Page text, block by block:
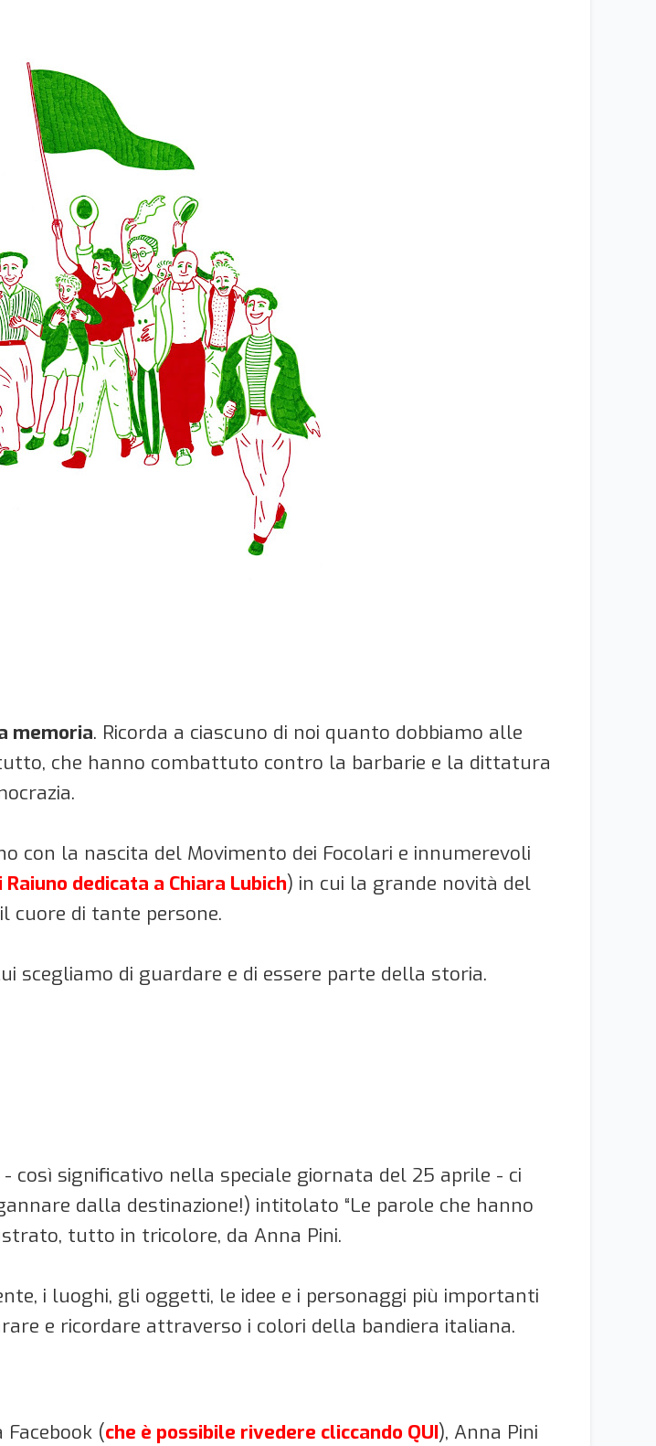
memoria. Ricorda a ciascuno di noi quanto dobbiamo alle
che hanno combattuto contro la barbarie e la dittatura
con la nascita del Movimento dei Focolari e innumerevoli
dedicata a Chiara Lubich) in cui la grande novità del
cuore di tante persone.
scegliamo di guardare e di essere parte della storia.
così significativo nella speciale giornata del 25 aprile - ci
dalla destinazione!) intitolato “Le parole che hanno
tutto in tricolore, da Anna Pini.
i luoghi, gli oggetti, le idee e i personaggi più importanti
e ricordare attraverso i colori della bandiera italiana.
(che è possibile rivedere cliccando QUI), Anna Pini